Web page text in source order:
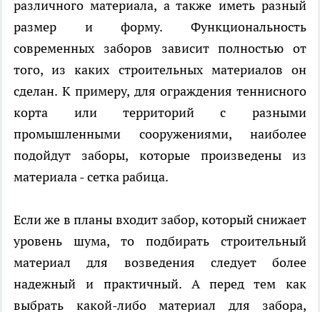
различного материала, а также иметь разный
размер и форму. Функциональность
современных заборов зависит полностью от
того, из каких строительных материалов он
сделан. К примеру, для ограждения теннисного
корта или территорий с разными
промышленными сооружениями, наиболее
подойдут заборы, которые произведены из
материала - сетка рабица.
Если же в планы входит забор, который снижает
уровень шума, то подбирать строительный
материал для возведения следует более
надежный и практичный. А перед тем как
выбрать какой-либо материал для забора,